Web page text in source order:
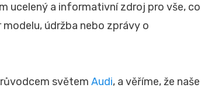
ucelený a informativní zdroj pro vše, co
údržba nebo zprávy o
světem Audi, a věříme, že naše